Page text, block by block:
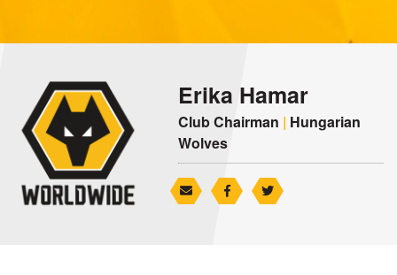
Erika Hamar
Club Chairman | Hungarian
Wolves